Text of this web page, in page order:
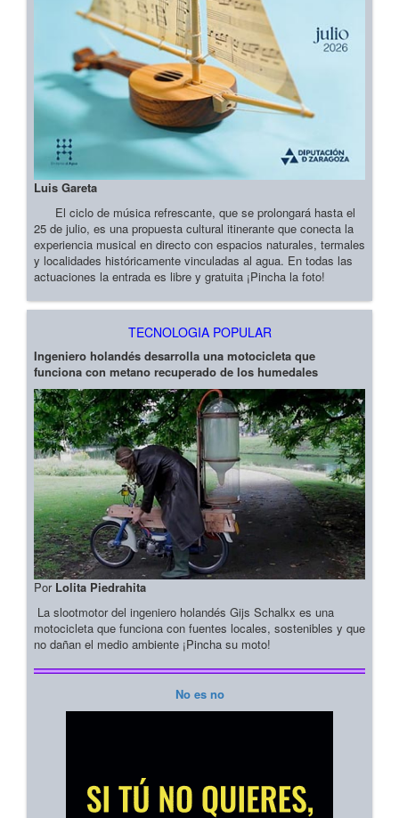
Luis Gareta
El ciclo de música refrescante, que se prolongará hasta el
25 de julio, es una propuesta cultural itinerante que conecta la
experiencia musical en directo con espacios naturales, termales
y localidades históricamente vinculadas al agua. En todas las
actuaciones la entrada es libre y gratuita ¡Pincha la foto!
TECNOLOGIA POPULAR
Ingeniero holandés desarrolla una motocicleta que
funciona con metano recuperado de los humedales
Por Lolita Piedrahita
La slootmotor del ingeniero holandés Gijs Schalkx es una
motocicleta que funciona con fuentes locales, sostenibles y que
no dañan el medio ambiente ¡Pincha su moto!
No es no